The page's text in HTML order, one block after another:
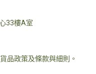
33樓A室
品政策及條款與細則。